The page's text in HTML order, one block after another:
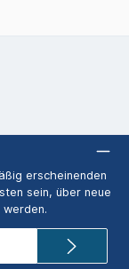
erscheinenden
sein, über neue